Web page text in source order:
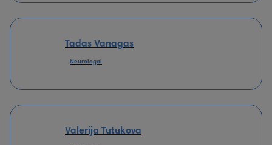
Tadas Vanagas
Neurologai
Valerija Tutukova